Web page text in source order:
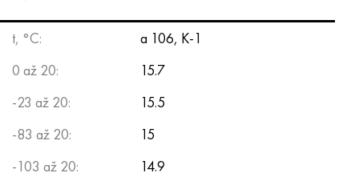
t, °С:
a 106, K-1
0 až 20:
15.7
-23 až 20:
15.5
-83 až 20:
15
-103 až 20:
14.9